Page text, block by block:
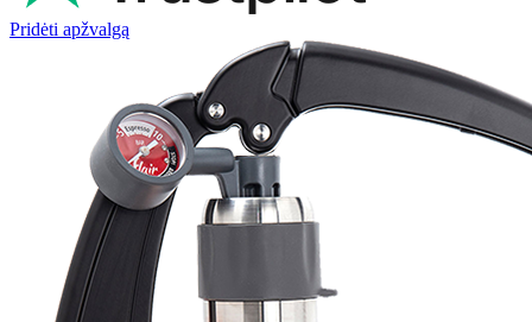
Pridėti apžvalgą